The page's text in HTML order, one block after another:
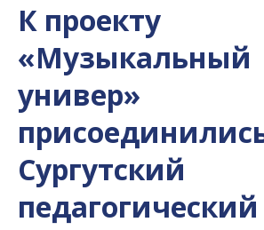
К проекту
«Музыкальный
универ»
Сургутский
педагогический